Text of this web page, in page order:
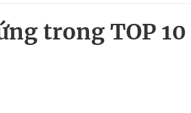
phụ nữ mỗi năm
thuốc
trong TOP